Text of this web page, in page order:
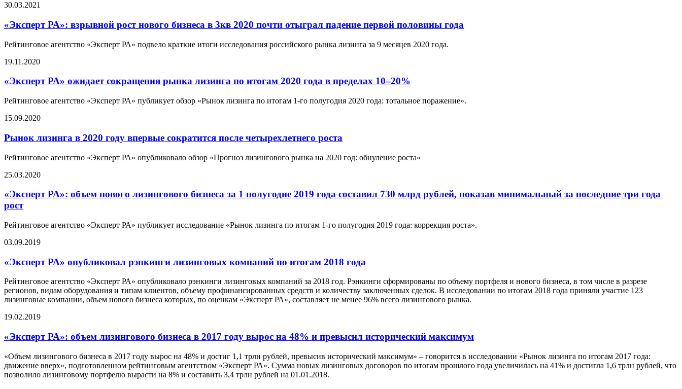
30.03.2021
«Эксперт РА»: взрывной рост нового бизнеса в 3кв 2020 почти отыграл падение первой половины года
Рейтинговое агентство «Эксперт РА» подвело краткие итоги исследования российского рынка лизинга за 9 месяцев 2020 года.
19.11.2020
«Эксперт РА» ожидает сокращения рынка лизинга по итогам 2020 года в пределах 10–20%
Рейтинговое агентство «Эксперт РА» публикует обзор «Рынок лизинга по итогам 1-го полугодия 2020 года: тотальное поражение».
15.09.2020
Рынок лизинга в 2020 году впервые сократится после четырехлетнего роста
Рейтинговое агентство «Эксперт РА» опубликовало обзор «Прогноз лизингового рынка на 2020 год: обнуление роста»
25.03.2020
«Эксперт РА»: объем нового лизингового бизнеса за 1 полугодие 2019 года составил 730 млрд рублей, показав минимальный за последние три года
рост
Рейтинговое агентство «Эксперт РА» публикует исследование «Рынок лизинга по итогам 1-го полугодия 2019 года: коррекция роста».
03.09.2019
«Эксперт РА» опубликовал рэнкинги лизинговых компаний по итогам 2018 года
Рейтинговое агентство «Эксперт РА» опубликовало рэнкинги лизинговых компаний за 2018 год. Рэнкинги сформированы по объему портфеля и нового бизнеса, в том числе в разрезе
регионов, видам оборудования и типам клиентов, объему профинансированных средств и количеству заключенных сделок. В исследовании по итогам 2018 года приняли участие 123
лизинговые компании, объем нового бизнеса которых, по оценкам «Эксперт РА», составляет не менее 96% всего лизингового рынка.
19.02.2019
«Эксперт РА»: объем лизингового бизнеса в 2017 году вырос на 48% и превысил исторический максимум
«Объем лизингового бизнеса в 2017 году вырос на 48% и достиг 1,1 трлн рублей, превысив исторический максимум» – говорится в исследовании «Рынок лизинга по итогам 2017 года:
движение вверх», подготовленном рейтинговым агентством «Эксперт РА». Сумма новых лизинговых договоров по итогам прошлого года увеличилась на 41% и достигла 1,6 трлн рублей, что
позволило лизинговому портфелю вырасти на 8% и составить 3,4 трлн рублей на 01.01.2018.